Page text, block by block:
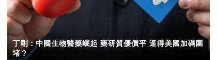
丁剛：中國生物醫藥崛起 藥研質優價平 逼得美國加碼圍
堵？